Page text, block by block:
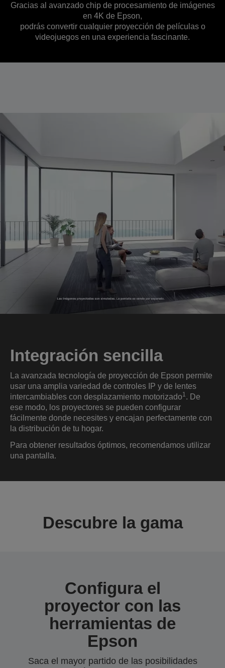
Gracias al avanzado chip de procesamiento de imágenes
en 4K de Epson,
podrás convertir cualquier proyección de películas o
videojuegos en una experiencia fascinante.
Integración sencilla
La avanzada tecnología de proyección de Epson permite
usar una amplia variedad de controles IP y de lentes
intercambiables con desplazamiento motorizado1. De
ese modo, los proyectores se pueden configurar
fácilmente donde necesites y encajan perfectamente con
la distribución de tu hogar.
Para obtener resultados óptimos, recomendamos utilizar
una pantalla.
Descubre la gama
Configura el
proyector con las
herramientas de
Epson
Saca el mayor partido de las posibilidades